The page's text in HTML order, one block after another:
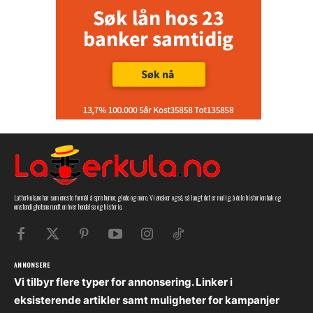
Latterkula.no har som eneste formål å spre humor, glede og moro. Vi ønsker også, så langt det er mulig, å dele historien bak og
omstendighetene rundt en hver hendelse og historie.
ANNONSERE
Vi tilbyr flere typer for annonsering. Linker i
eksisterende artikler samt muligheter for kampanjer